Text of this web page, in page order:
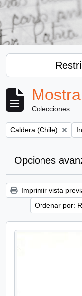
Colecciones
Remove filter:
Caldera (Chile)
Opciones
Imprimir vista
Ordenar por: